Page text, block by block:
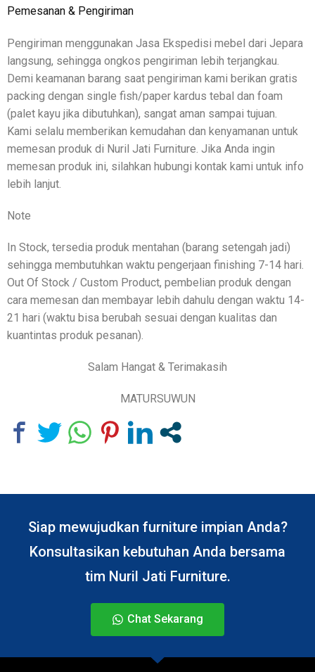
Pemesanan & Pengiriman
Pengiriman menggunakan Jasa Ekspedisi mebel dari Jepara
langsung, sehingga ongkos pengiriman lebih terjangkau.
Demi keamanan barang saat pengiriman kami berikan gratis
packing dengan single fish/paper kardus tebal dan foam
(palet kayu jika dibutuhkan), sangat aman sampai tujuan.
Kami selalu memberikan kemudahan dan kenyamanan untuk
memesan produk di Nuril Jati Furniture. Jika Anda ingin
memesan produk ini, silahkan hubungi kontak kami untuk info
lebih lanjut.
Note
In Stock, tersedia produk mentahan (barang setengah jadi)
sehingga membutuhkan waktu pengerjaan finishing 7-14 hari.
Out Of Stock / Custom Product, pembelian produk dengan
cara memesan dan membayar lebih dahulu dengan waktu 14-
21 hari (waktu bisa berubah sesuai dengan kualitas dan
kuantintas produk pesanan).
Salam Hangat & Terimakasih
MATURSUWUN
Siap mewujudkan furniture impian Anda?
Konsultasikan kebutuhan Anda bersama
tim Nuril Jati Furniture.
Chat Sekarang